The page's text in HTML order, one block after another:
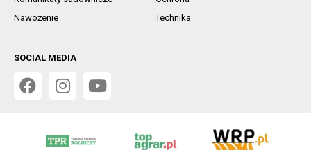
Nawożenie
Technika
SOCIAL MEDIA